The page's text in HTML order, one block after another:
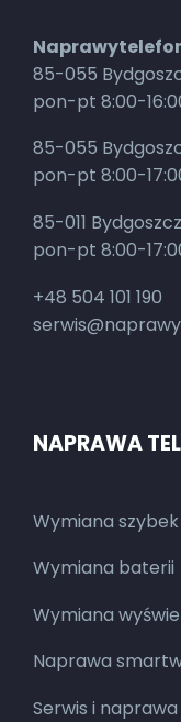
85-055
pon-pt 8:00-
85-055
pon-pt 8:00-
85-011
pon-pt 8:00-
+48 504 101 190
NAPRAWA
Wymiana szybek
Wymiana baterii
Wymiana
Naprawa
Serwis i